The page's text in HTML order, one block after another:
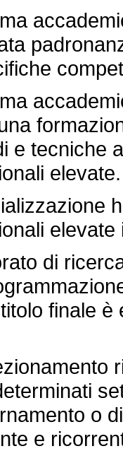
e tecniche
elevate.
di
finale
o
e